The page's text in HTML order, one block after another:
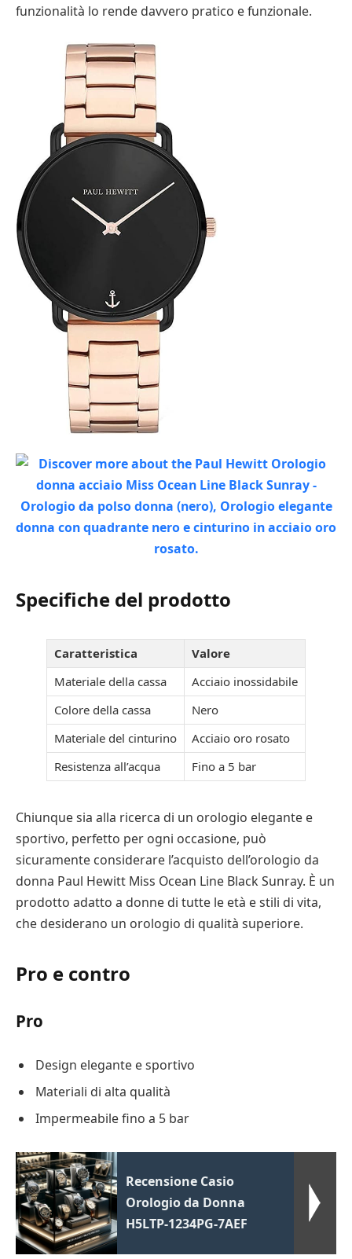
funzionalità lo rende davvero pratico e funzionale.
Specifiche del prodotto
Caratteristica
Valore
Materiale della cassa
Acciaio inossidabile
Colore della cassa
Nero
Materiale del cinturino
Acciaio oro rosato
Resistenza all’acqua
Fino a 5 bar
Chiunque sia alla ricerca di un orologio elegante e
sportivo, perfetto per ogni occasione, può
sicuramente considerare l’acquisto dell’orologio da
donna Paul Hewitt Miss Ocean Line Black Sunray. È un
prodotto adatto a donne di tutte le età e stili di vita,
che desiderano un orologio di qualità superiore.
Pro e contro
Pro
Design elegante e sportivo
Materiali di alta qualità
Impermeabile fino a 5 bar
Recensione Casio
Orologio da Donna
H5LTP-1234PG-7AEF